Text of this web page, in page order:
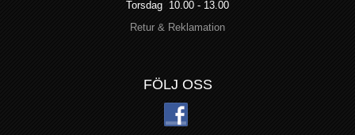
Torsdag 10.00 - 13.00
Retur & Reklamation
FÖLJ OSS